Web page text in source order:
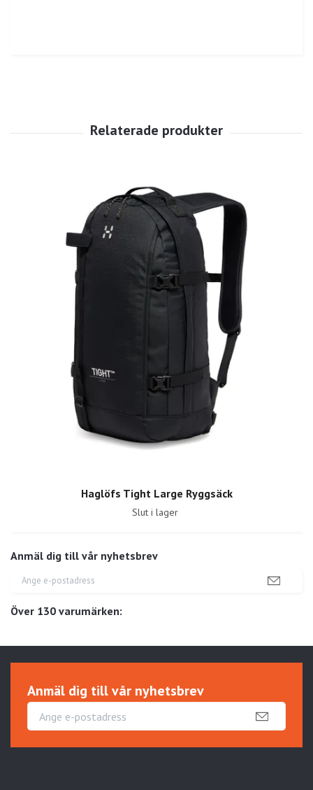
Anmäl dig till vår nyhetsbrev
Över 130 varumärken:
Haglöfs Tight Large Ryggsäck
Slut i lager
Anmäl dig till vår nyhetsbrev